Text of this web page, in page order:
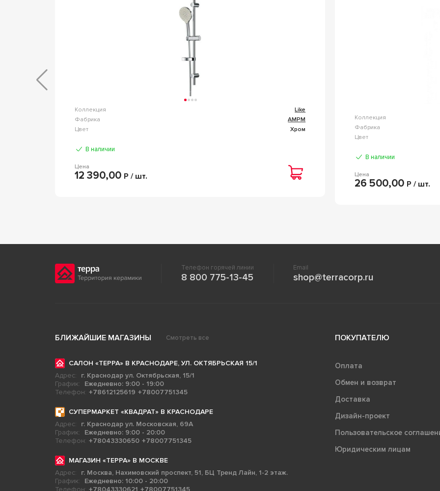
Коллекция
Like
Фабрика
AMPM
Цвет
Хром
В наличии
Цена
12 390,00 Р / шт.
Коллекция
Фабрика
Цвет
В наличии
Цена
26 500,00 Р / шт.
Телефон горячей линии
8 800 775-13-45
Email
shop@terracorp.ru
БЛИЖАЙШИЕ МАГАЗИНЫ Смотреть все
САЛОН «ТЕРРА» В КРАСНОДАРЕ, УЛ. ОКТЯБРЬСКАЯ 15/1
Адрес:
г. Краснодар ул. Октябрьская, 15/1
График:
Ежедневно: 9:00 - 19:00
Телефон: +78612125619 +78007751345
СУПЕРМАРКЕТ «КВАДРАТ» В КРАСНОДАРЕ
Адрес:
г. Краснодар ул. Московская, 69А
График:
Ежедневно: 9:00 - 20:00
Телефон: +78043330650 +78007751345
МАГАЗИН «ТЕРРА» В МОСКВЕ
Адрес:
г. Москва, Нахимовский проспект, 51, БЦ Тренд Лайн, 1-2 этаж.
График:
Ежедневно: 10:00 - 20:00
Телефон: +78043330621 +78007751345
ПОКУПАТЕЛЮ
Оплата
Обмен и возврат
Доставка
Дизайн-проект
Пользовательское
Юридическим лицам